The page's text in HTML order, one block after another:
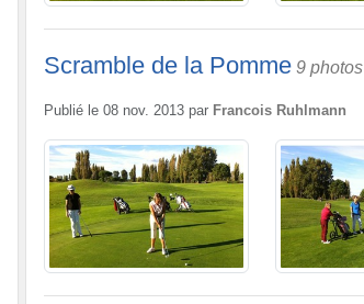
Scramble de la Pomme 9 photos
Publié le 08 nov. 2013 par Francois Ruhlmann